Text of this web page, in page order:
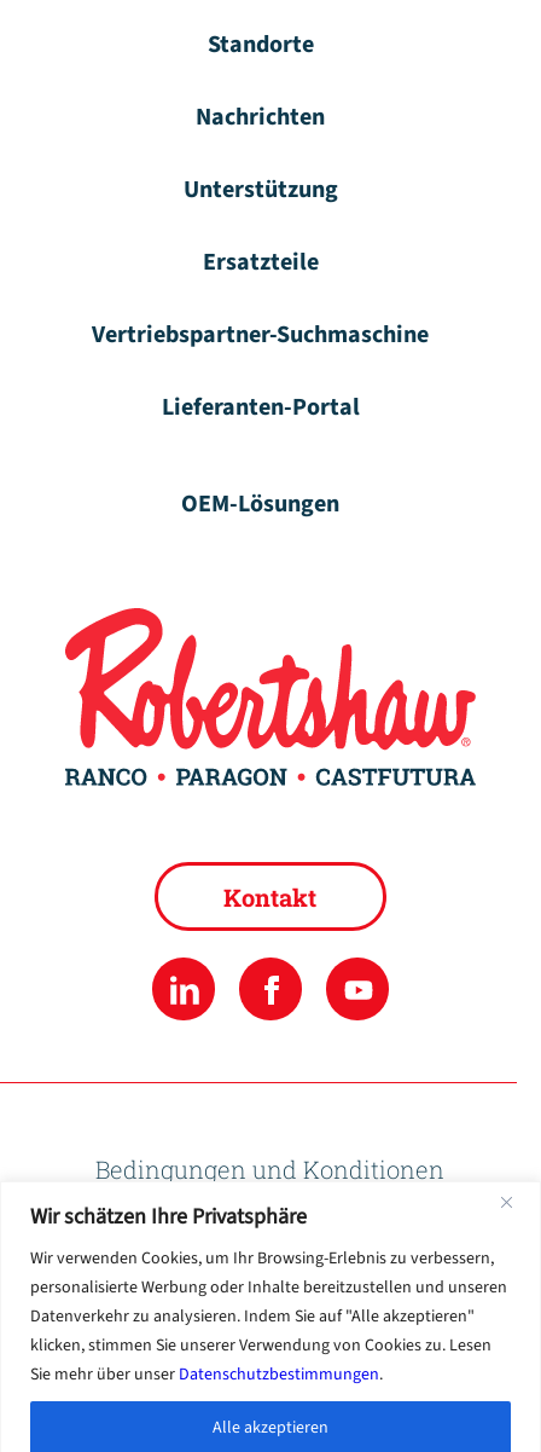
Wir schätzen Ihre Privatsphäre
Wir verwenden Cookies, um Ihr Browsing-Erlebnis zu verbessern,
personalisierte Werbung oder Inhalte bereitzustellen und unseren
Datenverkehr zu analysieren. Indem Sie auf "Alle akzeptieren"
klicken, stimmen Sie unserer Verwendung von Cookies zu. Lesen
Sie mehr über unser Datenschutzbestimmungen.
Alle akzeptieren
Standorte
Nachrichten
Unterstützung
Ersatzteile
Vertriebspartner-Suchmaschine
Lieferanten-Portal
OEM-Lösungen
Kontakt
Bedingungen und Konditionen
Datenschutzbestimmungen
Nutzungsbedingungen